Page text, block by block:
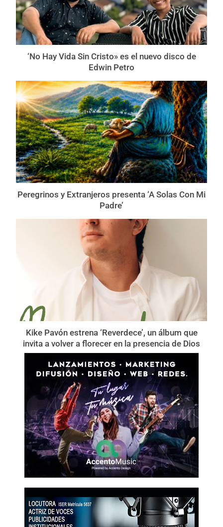
‘No Hay Vida Sin Cristo» es el nuevo disco de
Edwin Petro
Peregrinos y Extranjeros presenta ‘A Solas Con Mi
Padre’
Kike Pavón estrena ‘Reverdece’, un álbum que
invita a volver a florecer en la presencia de Dios